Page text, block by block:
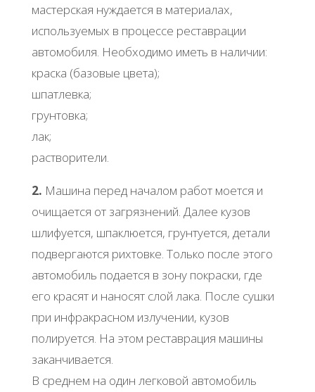
мастерская нуждается в материалах,
используемых в процессе реставрации
автомобиля. Необходимо иметь в наличии:
краска (базовые цвета);
шпатлевка;
грунтовка;
лак;
растворители.
2. Машина перед началом работ моется и
очищается от загрязнений. Далее кузов
шлифуется, шпаклюется, грунтуется, детали
подвергаются рихтовке. Только после этого
автомобиль подается в зону покраски, где
его красят и наносят слой лака. После сушки
при инфракрасном излучении, кузов
полируется. На этом реставрация машины
заканчивается.
В среднем на один легковой автомобиль